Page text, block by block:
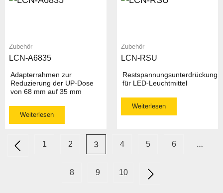
Zubehör
LCN-A6835
Adapterrahmen zur
Reduzierung der UP-Dose
von 68 mm auf 35 mm
Weiterlesen
Zubehör
LCN-RSU
Restspannungsunterdrückung
für LED-Leuchtmittel
Weiterlesen
1 2 3 4 5 6 …
8 9 10